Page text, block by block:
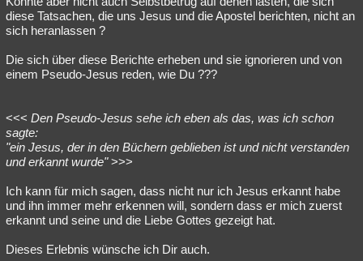
diese Tatsachen, die uns Jesus und die Apostel berichten, nicht an
sich heranlassen ?
Die sich über diese Berichte erheben und sie ignorieren und von
einem Pseudo-Jesus reden, wie Du ???
<<< Den Pseudo-Jesus sehe ich eben als das, was ich schon
sagte:
"ein Jesus, der in den Büchern geblieben ist und nicht verstanden
und erkannt wurde">>>
Ich kann für mich sagen, dass nicht nur ich Jesus erkannt habe
und ihn immer mehr erkennen will, sondern dass er mich zuerst
erkannt und seine und die Liebe Gottes gezeigt hat.
Dieses Erlebnis wünsche ich Dir auch.